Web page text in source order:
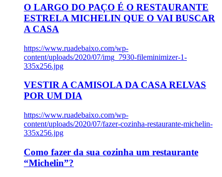
O LARGO DO PAÇO É O RESTAURANTE
ESTRELA MICHELIN QUE O VAI BUSCAR
A CASA
https://www.ruadebaixo.com/wp-
content/uploads/2020/07/img_7930-fileminimizer-1-
335x256.jpg
VESTIR A CAMISOLA DA CASA RELVAS
POR UM DIA
https://www.ruadebaixo.com/wp-
content/uploads/2020/07/fazer-cozinha-restaurante-michelin-
335x256.jpg
Como fazer da sua cozinha um restaurante
“Michelin”?